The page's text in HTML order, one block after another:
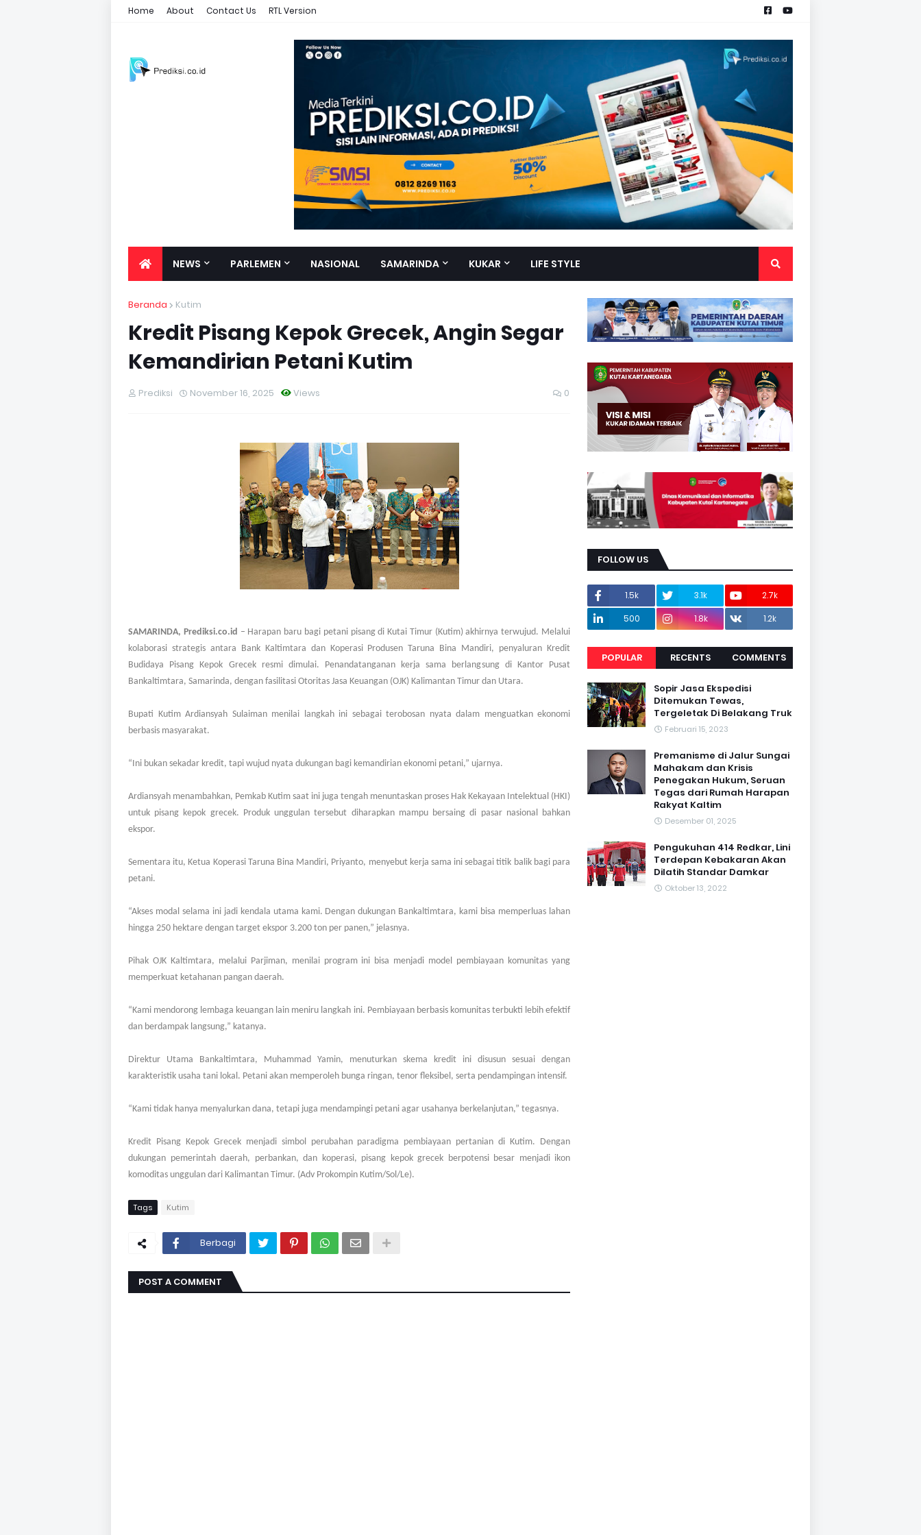
Home About Contact Us RTL Version
NEWS PARLEMEN NASIONAL SAMARINDA KUKAR LIFE STYLE
Beranda Kutim
Kredit Pisang Kepok Grecek, Angin Segar
Kemandirian Petani Kutim
Prediksi Views
November 16, 2025 0
SAMARINDA, Prediksi.co.id – Harapan baru bagi petani pisang di Kutai Timur (Kutim) akhirnya terwujud. Melalui
kolaborasi strategis antara Bank Kaltimtara dan Koperasi Produsen Taruna Bina Mandiri, penyaluran Kredit
Budidaya Pisang Kepok Grecek resmi dimulai. Penandatanganan kerja sama berlangsung di Kantor Pusat
Bankaltimtara, Samarinda, dengan fasilitasi Otoritas Jasa Keuangan (OJK) Kalimantan Timur dan Utara.
Bupati Kutim Ardiansyah Sulaiman menilai langkah ini sebagai terobosan nyata dalam menguatkan ekonomi
berbasis masyarakat.
“Ini bukan sekadar kredit, tapi wujud nyata dukungan bagi kemandirian ekonomi petani,” ujarnya.
Ardiansyah menambahkan, Pemkab Kutim saat ini juga tengah menuntaskan proses Hak Kekayaan Intelektual (HKI)
untuk pisang kepok grecek. Produk unggulan tersebut diharapkan mampu bersaing di pasar nasional bahkan
ekspor.
Sementara itu, Ketua Koperasi Taruna Bina Mandiri, Priyanto, menyebut kerja sama ini sebagai titik balik bagi para
petani.
“Akses modal selama ini jadi kendala utama kami. Dengan dukungan Bankaltimtara, kami bisa memperluas lahan
hingga 250 hektare dengan target ekspor 3.200 ton per panen,” jelasnya.
Pihak OJK Kaltimtara, melalui Parjiman, menilai program ini bisa menjadi model pembiayaan komunitas yang
memperkuat ketahanan pangan daerah.
“Kami mendorong lembaga keuangan lain meniru langkah ini. Pembiayaan berbasis komunitas terbukti lebih efektif
dan berdampak langsung,” katanya.
Direktur Utama Bankaltimtara, Muhammad Yamin, menuturkan skema kredit ini disusun sesuai dengan
karakteristik usaha tani lokal. Petani akan memperoleh bunga ringan, tenor fleksibel, serta pendampingan intensif.
“Kami tidak hanya menyalurkan dana, tetapi juga mendampingi petani agar usahanya berkelanjutan,” tegasnya.
Kredit Pisang Kepok Grecek menjadi simbol perubahan paradigma pembiayaan pertanian di Kutim. Dengan
dukungan pemerintah daerah, perbankan, dan koperasi, pisang kepok grecek berpotensi besar menjadi ikon
komoditas unggulan dari Kalimantan Timur. (Adv Prokompin Kutim/Sol/Le).
Tags Kutim
Berbagi
POST A COMMENT
FOLLOW US
1.5k 3.1k
2.7k
500
1.8k 1.2k
POPULAR RECENTS COMMENTS
Sopir Jasa Ekspedisi
Ditemukan Tewas,
Tergeletak Di Belakang Truk
Februari 15, 2023
Premanisme di Jalur Sungai
Mahakam dan Krisis
Penegakan Hukum, Seruan
Tegas dari Rumah Harapan
Rakyat Kaltim
Desember 01, 2025
Pengukuhan 414 Redkar, Lini
Terdepan Kebakaran Akan
Dilatih Standar Damkar
Oktober 13, 2022